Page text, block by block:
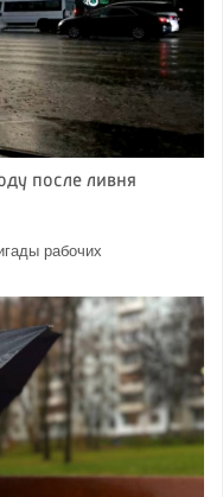
после ливня
рабочих